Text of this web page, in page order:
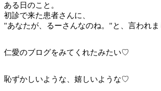
ある日のこと。
初診で来た患者さんに、
"あなたが、るーさんなのね。"と、言われま
仁愛のブログをみてくれたみたい♡
恥ずかしいような、嬉しいような♡